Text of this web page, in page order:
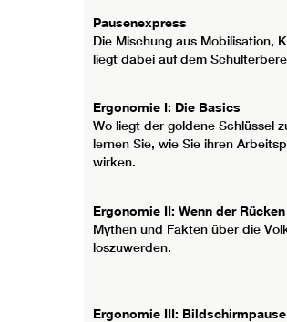
Pausenexpress
Die Mischung aus Mobilisation,
liegt dabei auf dem
Ergonomie I: Die Basics
Wo liegt der goldene Schlüssel
lernen Sie, wie Sie ihren
wirken.
Ergonomie II: Wenn der
Mythen und Fakten über die
loszuwerden.
Ergonomie III: